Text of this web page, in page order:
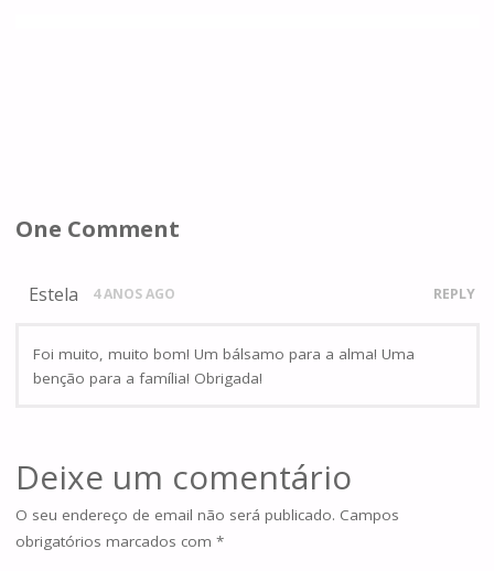
One Comment
Estela 4 ANOS AGO REPLY
Foi muito, muito bom! Um bálsamo para a alma! Uma
benção para a família! Obrigada!
Deixe um comentário
O seu endereço de email não será publicado. Campos
obrigatórios marcados com *